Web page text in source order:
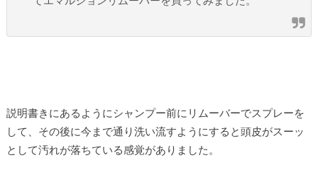
説明書きにあるようにシャンプー前にリムーバーでスプレーを
して、その後に今まで通り洗い流すようにすると頭皮がスーッ
として汚れが落ちている感覚がありました。